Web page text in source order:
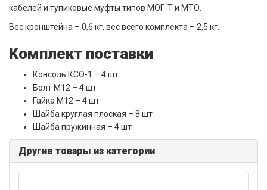
кабелей и тупиковые муфты типов МОГ-Т и МТО.
Вес кронштейна – 0,6 кг, вес всего комплекта – 2,5 кг.
Комплект поставки
Консоль КСО-1 – 4 шт
Болт М12 – 4 шт
Гайка М12 – 4 шт
Шайба круглая плоская – 8 шт
Шайба пружинная – 4 шт
Другие товары из категории